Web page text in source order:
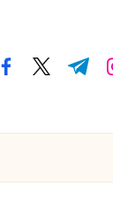
facebook.com
t.me